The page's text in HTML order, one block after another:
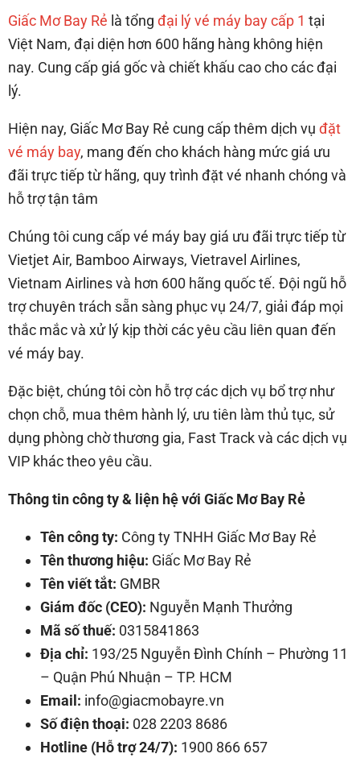
Giấc Mơ Bay Rẻ là tổng đại lý vé máy bay cấp 1 tại
Việt Nam, đại diện hơn 600 hãng hàng không hiện
nay. Cung cấp giá gốc và chiết khấu cao cho các đại
lý.
Hiện nay, Giấc Mơ Bay Rẻ cung cấp thêm dịch vụ đặt
vé máy bay, mang đến cho khách hàng mức giá ưu
đãi trực tiếp từ hãng, quy trình đặt vé nhanh chóng và
hỗ trợ tận tâm
Chúng tôi cung cấp vé máy bay giá ưu đãi trực tiếp từ
Vietjet Air, Bamboo Airways, Vietravel Airlines,
Vietnam Airlines và hơn 600 hãng quốc tế. Đội ngũ hỗ
trợ chuyên trách sẵn sàng phục vụ 24/7, giải đáp mọi
thắc mắc và xử lý kịp thời các yêu cầu liên quan đến
vé máy bay.
Đặc biệt, chúng tôi còn hỗ trợ các dịch vụ bổ trợ như
chọn chỗ, mua thêm hành lý, ưu tiên làm thủ tục, sử
dụng phòng chờ thương gia, Fast Track và các dịch vụ
VIP khác theo yêu cầu.
Thông tin công ty & liện hệ với Giấc Mơ Bay Rẻ
Tên công ty: Công ty TNHH Giấc Mơ Bay Rẻ
Tên thương hiệu: Giấc Mơ Bay Rẻ
Tên viết tắt: GMBR
Giám đốc (CEO): Nguyễn Mạnh Thưởng
Mã số thuế: 0315841863
Địa chỉ: 193/25 Nguyễn Đình Chính – Phường 11
– Quận Phú Nhuận – TP. HCM
Email: info@giacmobayre.vn
Số điện thoại: 028 2203 8686
Hotline (Hỗ trợ 24/7): 1900 866 657